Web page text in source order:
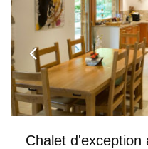
Chalet d'exception